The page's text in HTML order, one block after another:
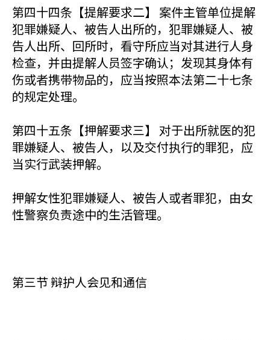
第四十四条【提解要求二】 案件主管单位提解
犯罪嫌疑人、被告人出所的，犯罪嫌疑人、被
告人出所、回所时，看守所应当对其进行人身
检查，并由提解人员签字确认；发现其身体有
伤或者携带物品的，应当按照本法第二十七条
的规定处理。
第四十五条【押解要求三】 对于出所就医的犯
罪嫌疑人、被告人，以及交付执行的罪犯，应
当实行武装押解。
押解女性犯罪嫌疑人、被告人或者罪犯，由女
性警察负责途中的生活管理。
第三节 辩护人会见和通信